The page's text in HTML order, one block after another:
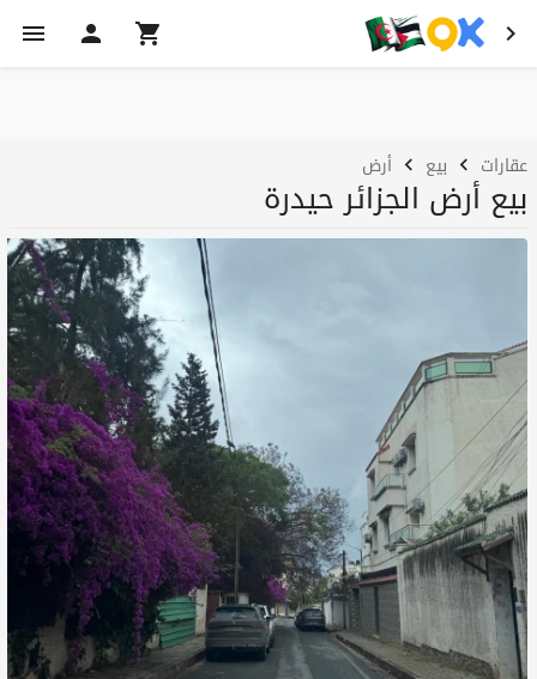
عقارات بيع أرض
بيع أرض الجزائر حيدرة